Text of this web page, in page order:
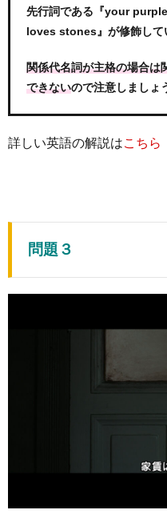
先行詞である『your
loves stones』が修飾して
関係代名詞が主格の場合
できないので注意しましょ
詳しい英語の解説はこちら
問題３